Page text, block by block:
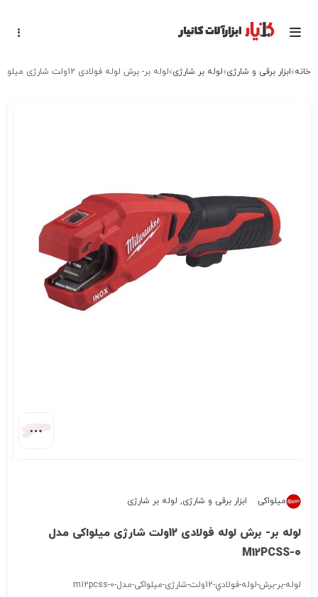
خانه ابزار برقی و شارژی لوله بر شارژی لوله بر- برش لوله فولادی 12ولت شارژی میلواکی مدل M12PCSS-0
میلواکی ابزار برقی و شارژی, لوله بر شارژی
لوله بر- برش لوله فولادی 12ولت شارژی میلواکی مدل
M12PCSS-0
لوله-بر-برش-لوله-فولادي-12ولت-شارژی-میلواکی-مدل-m12pcss-0